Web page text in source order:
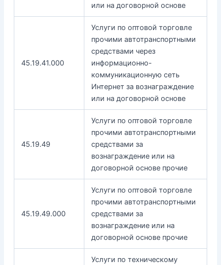
или на договорной основе
45.19.41.000
Услуги по оптовой торговле
прочими автотранспортными
средствами через
информационно-
коммуникационную сеть
Интернет за вознаграждение
или на договорной основе
45.19.49
Услуги по оптовой торговле
прочими автотранспортными
средствами за
вознаграждение или на
договорной основе прочие
45.19.49.000
Услуги по оптовой торговле
прочими автотранспортными
средствами за
вознаграждение или на
договорной основе прочие
Услуги по техническому